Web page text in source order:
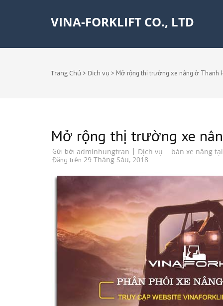
VINA-FORKLIFT CO., LTD
Trang Chủ > Dịch vụ > Mở rộng thị trường xe nâng ở Thanh
Mở rộng thị trường xe
Gửi bởi adminhungtran Dịch vụ bán xe nâng
Đăng trên 29 Tháng Sáu, 2018